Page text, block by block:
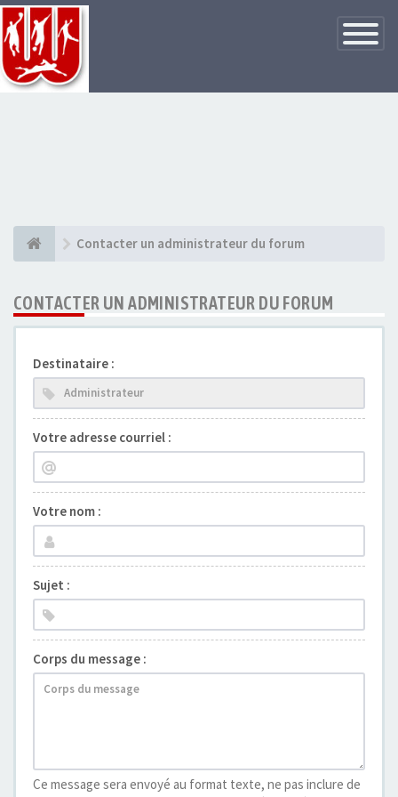
Basculer
la
Contacter un administrateur du forum
CONTACTER UN ADMINISTRATEUR DU FORUM
Destinataire :
Votre adresse courriel :
Votre nom :
Sujet :
Corps du message :
Ce message sera envoyé au format texte, ne pas inclure de